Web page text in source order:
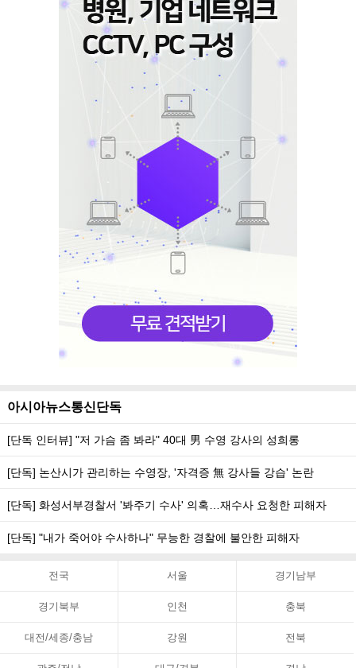
아시아뉴스통신단독
[단독 인터뷰] "저 가슴 좀 봐라" 40대 男 수영 강사의 성희롱
[단독] 논산시가 관리하는 수영장, '자격증 無 강사들 강습' 논란
[단독] 화성서부경찰서 '봐주기 수사' 의혹…재수사 요청한 피해자
[단독] "내가 죽어야 수사하나" 무능한 경찰에 불안한 피해자
전국 서울 경기남부
경기북부 인천 충북
대전/세종/충남 강원 전북